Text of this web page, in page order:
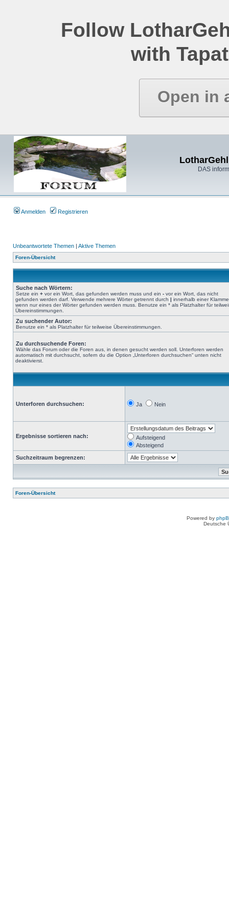
Follow
with
Open in
DAS
Anmelden Registrieren
Unbeantwortete Themen | Aktive Themen
Foren-Übersicht
Suche nach Wörtern:
Setze ein + vor ein Wort, das gefunden werden muss und ein - vor ein Wort, das nicht
gefunden werden darf. Verwende mehrere Wörter getrennt durch | innerhalb einer
wenn nur eines der Wörter gefunden werden muss. Benutze ein * als Platzhalter für
Übereinstimmungen.
Zu suchender Autor:
Benutze ein * als Platzhalter für teilweise Übereinstimmungen.
Zu durchsuchende Foren:
Wähle das Forum oder die Foren aus, in denen gesucht werden soll. Unterforen werden
automatisch mit durchsucht, sofern du die Option „Unterforen durchsuchen“ unten nicht
deaktivierst.
Unterforen durchsuchen: Ja Nein
Ergebnisse sortieren nach:
Aufsteigend
Absteigend
Suchzeitraum begrenzen:
Foren-Übersicht
Powered by
Deutsche